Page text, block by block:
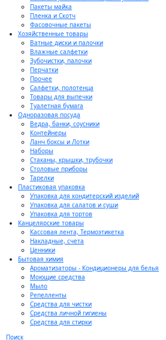
Пакеты майка
Пленка и Скотч
Фасовочные пакеты
Хозяйственные товары
Ватные диски и палочки
Влажные салфетки
Зубочистки, палочки
Перчатки
Прочее
Салфетки, полотенца
Товары для выпечки
Туалетная бумага
Одноразовая посуда
Ведра, банки, соусники
Контейнеры
Ланч боксы и Лотки
Наборы
Стаканы, крышки, трубочки
Столовые приборы
Тарелки
Пластиковая упаковка
Упаковка для кондитерский изделий
Упаковка для салатов и суши
Упаковка для тортов
Канцелярские товары
Кассовая лента, Термоэтикетка
Накладные, счета
Ценники
Бытовая химия
Ароматизаторы - Кондиционеры для белья
Моющие средства
Мыло
Репелленты
Средства для чистки
Средства личной гигиены
Средства для стирки
Поиск